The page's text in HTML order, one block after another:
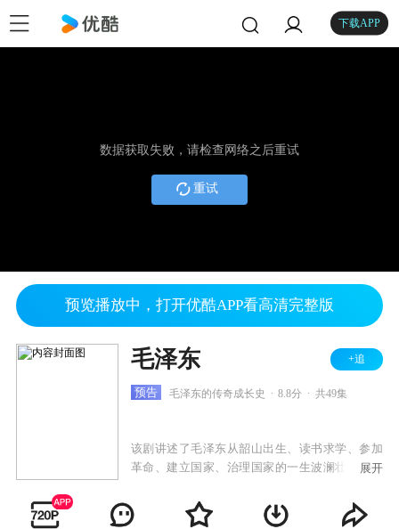
下载APP
数据获取失败，请检查网络之后重试
重试
预览播放中，打开优酷APP看高清完整版
毛泽东 +追
预告 毛泽东的传奇成长史 8.8分 共49集
该剧讲述了毛泽东从韶山出生、读书求学、参加
革命、建立国家、治理国家的一生波澜壮阔的历
展开